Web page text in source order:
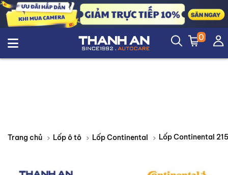
0
Trang chủ Lốp ô tô Lốp Continental